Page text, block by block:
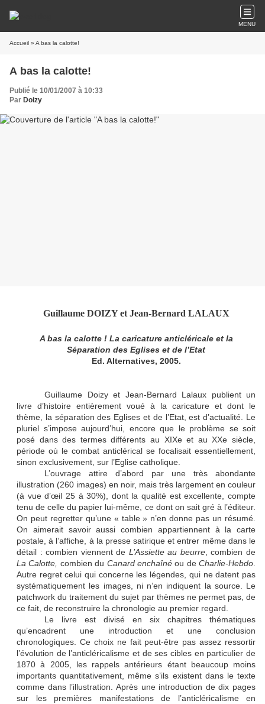
MENU
Accueil » A bas la calotte!
A bas la calotte!
Publié le 10/01/2007 à 10:33
Par Doizy
Guillaume DOIZY et Jean-Bernard LALAUX
A bas la calotte ! La caricature anticléricale et la
Séparation des Eglises et de l’Etat
Ed. Alternatives, 2005.
Guillaume Doizy et Jean-Bernard Lalaux publient un
livre d’histoire entièrement voué à la caricature et dont le
thème, la séparation des Eglises et de l’Etat, est d’actualité. Le
pluriel s’impose aujourd’hui, encore que le problème se soit
posé dans des termes différents au XIXe et au XXe siècle,
période où le combat anticlérical se focalisait essentiellement,
sinon exclusivement, sur l’Eglise catholique.
L’ouvrage attire d’abord par une très abondante
illustration (260 images) en noir, mais très largement en couleur
(à vue d’œil 25 à 30%), dont la qualité est excellente, compte
tenu de celle du papier lui-même, ce dont on sait gré à l’éditeur.
On peut regretter qu’une « table » n’en donne pas un résumé.
On aimerait savoir aussi combien appartiennent à la carte
postale, à l’affiche, à la presse satirique et entrer même dans le
détail : combien viennent de L’Assiette au beurre, combien de
La Calotte, combien du Canard enchaînéou de Charlie-Hebdo
Autre regret celui qui concerne les légendes, qui ne datent pas
systématiquement les images, ni n’en indiquent la source. Le
patchwork du traitement du sujet par thèmes ne permet pas, de
ce fait, de reconstruire la chronologie au premier regard.
Le livre est divisé en six chapitres thématiques
qu’encadrent une introduction et une conclusion
chronologiques. Ce choix ne fait peut-être pas assez ressortir
l’évolution de l’anticléricalisme et de ses cibles en particulier de
1870 à 2005, les rappels antérieurs étant beaucoup moins
importants quantitativement, même s’ils existent dans le texte
comme dans l’illustration. Après une introduction de dix pages
sur les premières manifestations de l’anticléricalisme en